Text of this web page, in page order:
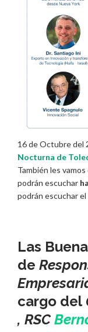
16 de Octubre del
Nocturna de
También les
podrán escuchar
podrán escuchar
Las
de
cargo del
, RSC